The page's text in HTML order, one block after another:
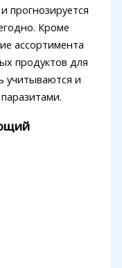
прогнозируется
Кроме
ассортимента
продуктов для
учитываются и